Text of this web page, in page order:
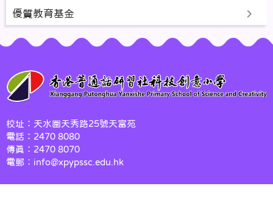
優質教育基金
校址：天水圍天秀路25號天富苑
電話：2470 8080
傳真：2470 8070
電郵：info@xpypssc.edu.hk